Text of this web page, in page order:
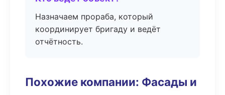
Назначаем прораба, который
координирует бригаду и ведёт
отчётность.
Похожие компании: Фасады и